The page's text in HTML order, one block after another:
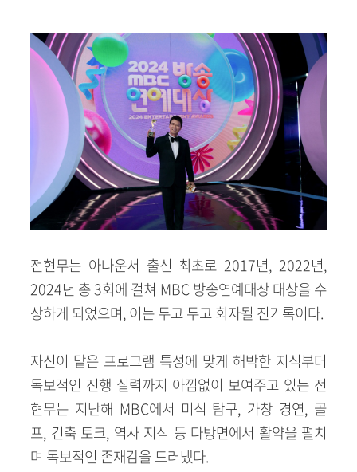
전현무는 아나운서 출신 최초로 2017년, 2022년,
2024년 총 3회에 걸쳐 MBC 방송연예대상 대상을 수
상하게 되었으며, 이는 두고 두고 회자될 진기록이다.
자신이 맡은 프로그램 특성에 맞게 해박한 지식부터
독보적인 진행 실력까지 아낌없이 보여주고 있는 전
현무는 지난해 MBC에서 미식 탐구, 가창 경연, 골
프, 건축 토크, 역사 지식 등 다방면에서 활약을 펼치
며 독보적인 존재감을 드러냈다.